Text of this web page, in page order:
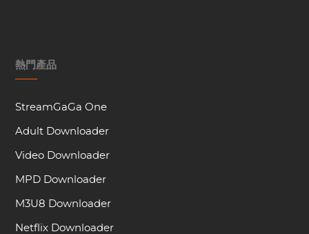
熱門產品
StreamGaGa One
Adult Downloader
Video Downloader
MPD Downloader
M3U8 Downloader
Netflix Downloader